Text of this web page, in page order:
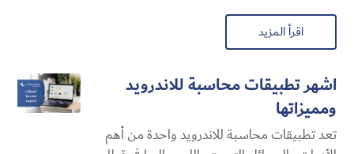
اقرأ المزيد
اشهر تطبيقات محاسبة للاندرويد
ومميزاتها
تعد تطبيقات محاسبة للاندرويد واحدة من أهم